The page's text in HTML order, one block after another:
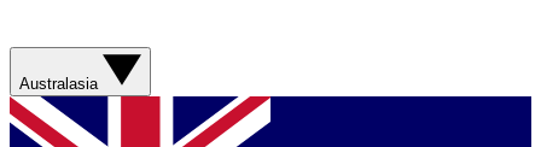
Australasia